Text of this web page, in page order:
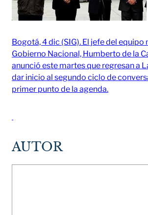
Bogotá, 4 dic (SIG). El jefe del
Gobierno Nacional, Humberto de la
anunció este martes que regresan a
dar inicio al segundo ciclo de
primer punto de la agenda.
AUTOR